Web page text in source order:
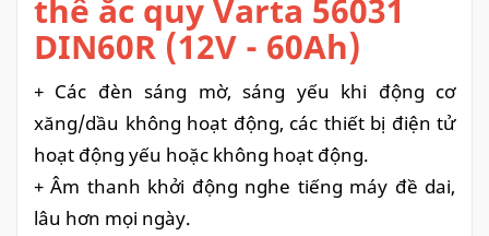
thế ắc quy Varta 56031
DIN60R (12V - 60Ah)
+ Các đèn sáng mờ, sáng yếu khi động cơ
xăng/dầu không hoạt động, các thiết bị điện tử
hoạt động yếu hoặc không hoạt động.
+ Âm thanh khởi động nghe tiếng máy đề dai,
lâu hơn mọi ngày.